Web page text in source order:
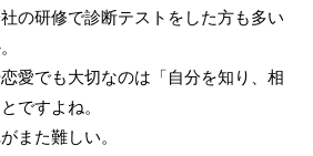
の研修で診断テストをした方も多い
愛でも大切なのは「自分を知り、相
ですよね。
また難しい。